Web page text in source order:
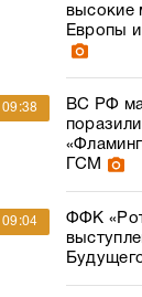
высокие
Европы
09:38
ВС РФ
ГСМ
09:04
ФФК